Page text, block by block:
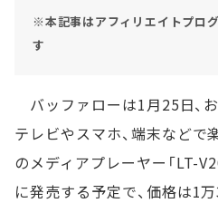
※本記事はアフィリエイトプロ
す
バッファローは1月25日、
テレビやスマホ、端末など
のメディアプレーヤー「LT-
に発売する予定で、価格は1万